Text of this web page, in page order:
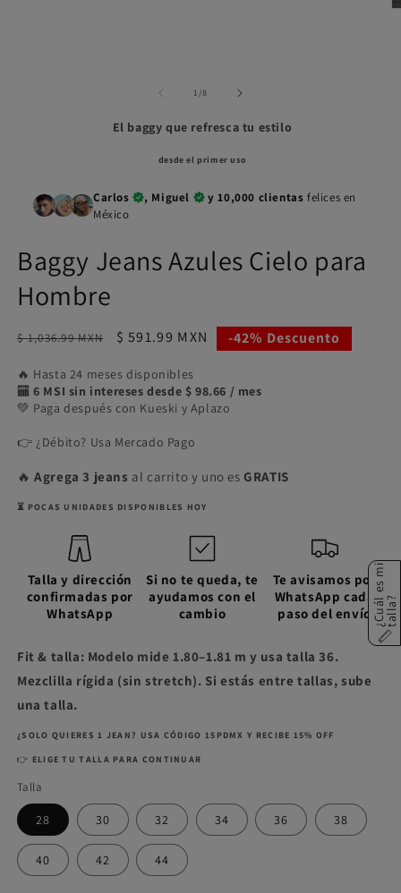
1 /de
8
El baggy que refresca tu estilo
desde el primer uso
Carlos , Miguel y 10,000 clientasfelices en
México
Baggy Jeans Azules Cielo para
Hombre
Precio
$ 1,036.99 MXN
Precio
oferta
$ 591.99 MXN -42% Descuento
🔥 Hasta 24 meses disponibles
🏧6 MSI sin intereses desde $ 98.66 / mes
💚 Paga después con Kueski y Aplazo
👉 ¿Débito? Usa Mercado Pago
🔥 Agrega 3 jeans al carrito y uno es GRATIS
⏳ POCAS UNIDADES DISPONIBLES HOY
Talla y dirección
confirmadas por
WhatsApp
Si no te queda, te
ayudamos con el
cambio
Te avisamos por
WhatsApp cada
paso del envío
Fit & talla: Modelo mide 1.80–1.81 m y usa talla 36.
Mezclilla rígida (sin stretch). Si estás entre tallas, sube
una talla.
¿SOLO QUIERES 1 JEAN? USA CÓDIGO 15PDMX Y RECIBE 15% OFF
👉 ELIGE TU TALLA PARA CONTINUAR
Talla
28 30 32 34 36 38
40 42 44
¿
C
u
ál
e
s
m
i
t
a
l
l
a?